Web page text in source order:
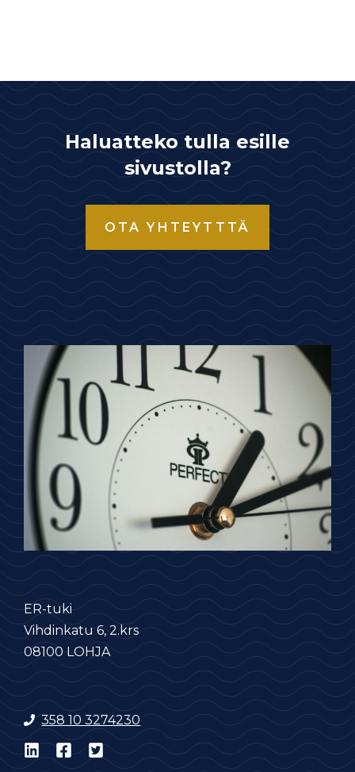
Haluatteko tulla esille
sivustolla?
OTA YHTEYTTTÄ
ER-tuki
Vihdinkatu 6, 2.krs
08100 LOHJA
358 10 3274230